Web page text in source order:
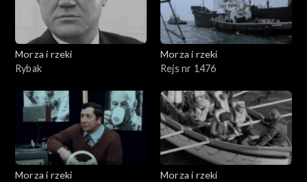
Morza i rzeki
Rybak
Morza i rzeki
Rejs nr 1476
Morza i rzeki
Morza i rzeki